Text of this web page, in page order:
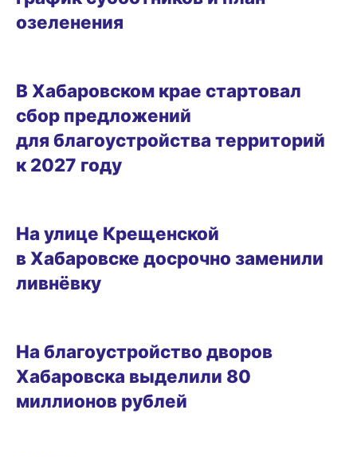
озеленения
В Хабаровском крае стартовал
сбор предложений
для благоустройства территорий
к 2027 году
На улице Крещенской
в Хабаровске досрочно заменили
ливнёвку
На благоустройство дворов
Хабаровска выделили 80
миллионов рублей